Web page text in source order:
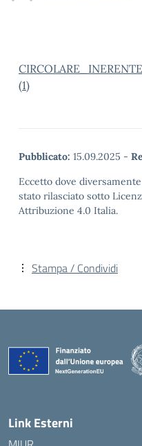
(1)
Pubblicato: 15.09.2025 -
Eccetto dove
stato rilasciato sotto
Attribuzione 4.0 Italia.
Stampa / Condividi
Link Esterni